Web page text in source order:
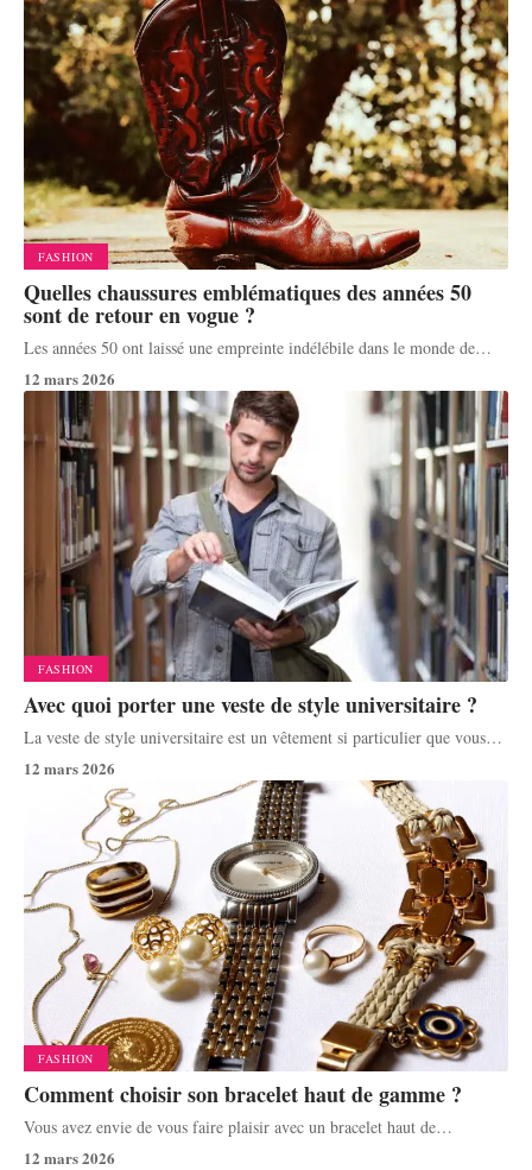
FASHION
Quelles chaussures emblématiques des années 50
sont de retour en vogue ?
Les années 50 ont laissé une empreinte indélébile dans le monde de…
12 mars 2026
FASHION
Avec quoi porter une veste de style universitaire ?
La veste de style universitaire est un vêtement si particulier que vous…
12 mars 2026
FASHION
Comment choisir son bracelet haut de gamme ?
Vous avez envie de vous faire plaisir avec un bracelet haut de…
12 mars 2026